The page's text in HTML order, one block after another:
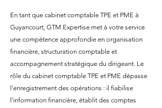
En tant que cabinet comptable TPE et PME à
Guyancourt, GTM Expertise met à votre service
une compétence approfondie en organisation
financière, structuration comptable et
accompagnement stratégique du dirigeant. Le
rôle du cabinet comptable TPE et PME dépasse
l'enregistrement des opérations : il fiabilise
l'information financière, établit des comptes